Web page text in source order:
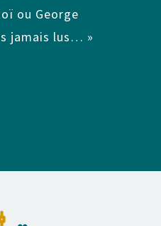
ou George
jamais lus… »